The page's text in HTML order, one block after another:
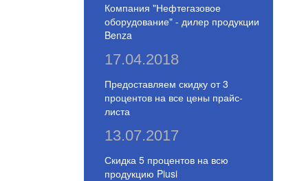
Компания "Нефтегазовое
оборудование" - дилер продукции
Benza
17.04.2018
Предоставляем скидку от 3
процентов на все цены прайс-
листа
13.07.2017
Скидка 5 процентов на всю
продукцию Piusi